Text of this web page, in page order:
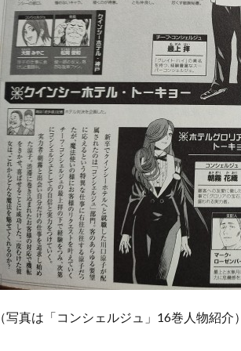
たく
な
い？
して
いな
い？
1.5
さい
ごに
（写真は「コンシェルジュ」16巻人物紹介